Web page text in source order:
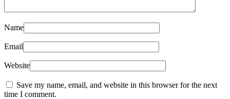
Name
Email
Website
Save my name, email, and website in this browser for the next
time I comment.